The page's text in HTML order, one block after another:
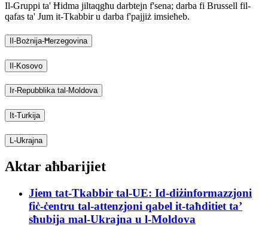
Il-Gruppi ta' Ħidma jiltaqgħu darbtejn f'sena; darba fi Brussell fil-
qafas ta' Jum it-Tkabbir u darba f'pajjiż imsieħeb.​
Il-Bożnija-Ħerzegovina
Il-Kosovo
Ir-Repubblika tal-Moldova
It-Turkija
L-Ukrajna
Aktar aħbarijiet
Jiem tat-Tkabbir tal-UE: Id-diżinformazzjoni
fiċ-ċentru tal-attenzjoni qabel it-taħditiet ta’
sħubija mal-Ukrajna u l-Moldova